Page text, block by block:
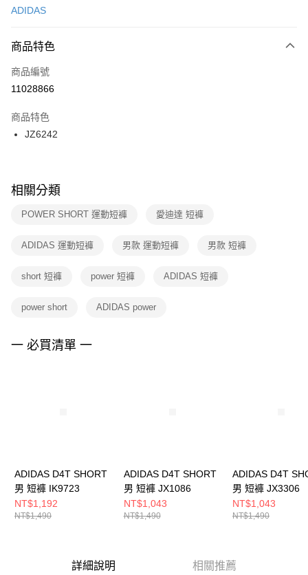
便利好安心！
３．安心：先確認商品／服務後，再付款。
【「AFTEE先享後付」結帳流程】
１．於結帳方式選擇「AFTEE先享後付」後，將跳轉至「AFTEE先享後付」
２．訂單成立數日內，您將收到繳費通知簡訊。
３．收到繳費通知簡訊後14天內，點擊此簡訊中的連結，可透過四大超商／
ATM／網路銀行／等多元方式進行付款，方視為交易完成。
※ 交易是否成功請以「AFTEE先享後付 」之結帳頁面顯示為準，若有關於
是否繳費成功／繳費後需取消欲退款等相關疑問，請聯繫「AFTEE先享後付
客戶支援中心」https://netprotections.freshdesk.com/support/home
１．透過由恩沛科技股份有限公司提供之「AFTEE先享後付」服務完成之交
權轉讓予恩沛科技股份有限公司。
３．未成年的使用者請事先徵得法定代理人或監護人之同意方可使用
４．使用「AFTEE先享後付」時，將依據個別帳號之用戶狀況，依本公司即
運送方式
每筆NT$100，滿NT$1,500(含以上)免運費
宅配
每筆NT$100，滿NT$1,500(含以上)免運費
付款後門市自取
每筆NT$100，滿NT$1,500(含以上)免運費
ADIDAS
商品特色
商品編號
11028866
商品特色
JZ6242
相關分類
POWER SHORT 運動短褲 愛迪達 短褲
ADIDAS 運動短褲 男款 運動短褲 男款 短褲
short 短褲 power 短褲 ADIDAS 短褲
power short ADIDAS power
一 必買清單 一
ADIDAS D4T SHORT
男 短褲 IK9723
NT$1,192
NT$1,490
ADIDAS D4T SHORT
男 短褲 JX1086
NT$1,043
NT$1,490
ADIDAS D4T
男 短褲 JX3306
NT$1,043
NT$1,490
詳細說明 相關推薦